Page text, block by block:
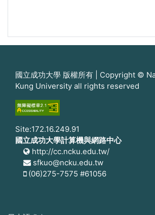
國立成功大學 版權所有 | Copyright ©
Kung University all rights reserved
Site:172.16.249.91
國立成功大學計算機與網路中心
http://cc.ncku.edu.tw/
sfkuo@ncku.edu.tw
(06)275-7575 #61056